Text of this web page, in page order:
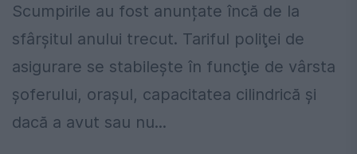
Scumpirile au fost anunțate încă de la
sfârșitul anului trecut. Tariful poliţei de
asigurare se stabileşte în funcţie de vârsta
şoferului, oraşul, capacitatea cilindrică şi
dacă a avut sau nu...